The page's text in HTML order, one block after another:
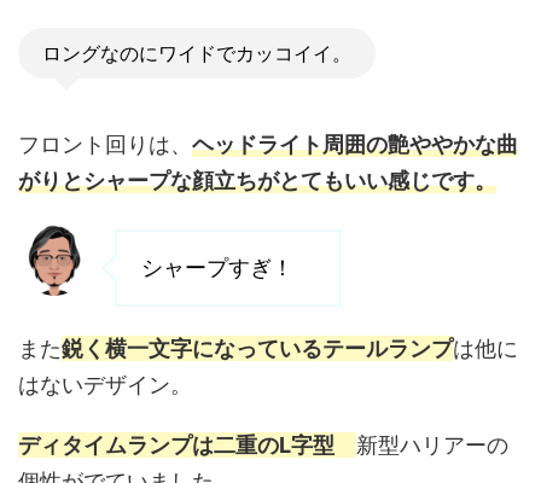
ロングなのにワイドでカッコイイ。
フロント回りは、 ヘッドライト周囲の艶ややかな曲
がりとシャープな顔立ちがとてもいい感じです。
シャープすぎ！
また鋭く横一文字になっているテールランプは他に
はないデザイン。
ディタイムランプは二重のL字型 新型ハリアーの